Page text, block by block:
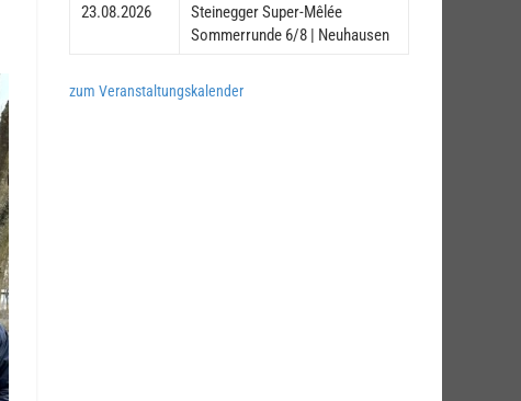
23.08.2026
Steinegger Super-Mêlée
Sommerrunde 6/8 | Neuhausen
zum Veranstaltungskalender